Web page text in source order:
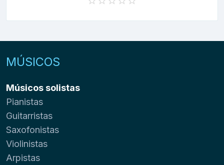
MÚSICOS
Músicos solistas
Pianistas
Guitarristas
Saxofonistas
Violinistas
Arpistas